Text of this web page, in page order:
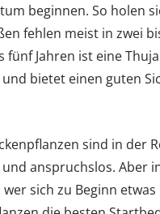
beginnen. So holen
fehlen meist in zwei
fünf Jahren ist eine
bietet einen guten
sind in der
anspruchslos. Aber
sich zu Beginn